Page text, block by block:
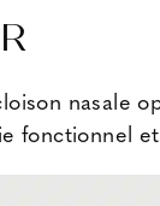
nasale
fonctionnel